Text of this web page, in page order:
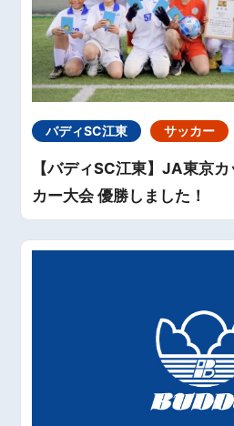
バディSC江東 サッカー
【バディSC江東】JA東京
カー大会 優勝しました！